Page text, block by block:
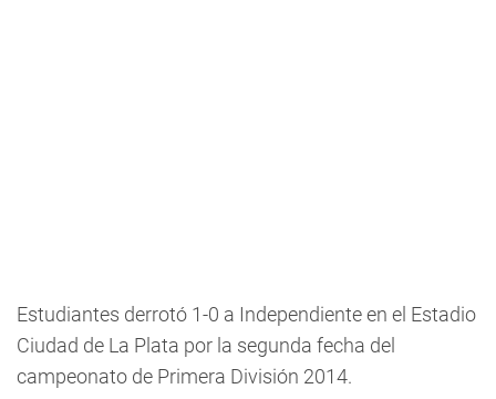
Estudiantes derrotó 1-0 a Independiente en el Estadio
Ciudad de La Plata por la segunda fecha del
campeonato de Primera División 2014.